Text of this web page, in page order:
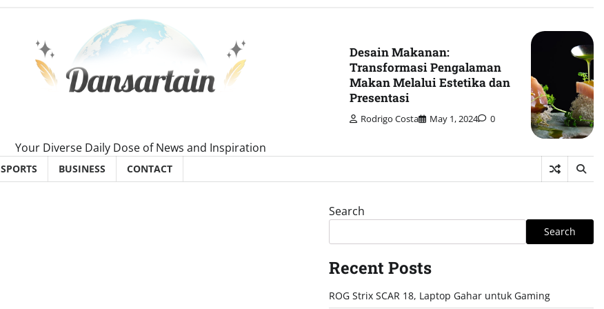
Your Diverse Daily Dose of News and Inspiration
Desain Makanan:
Transformasi Pengalaman
Makan Melalui Estetika dan
Presentasi
Rodrigo Costa May 1, 2024 0
SPORTS BUSINESS CONTACT
Search
Search
Recent Posts
ROG Strix SCAR 18, Laptop Gahar untuk Gaming